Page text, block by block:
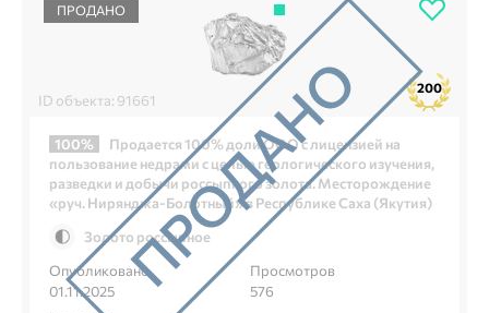
ПРОДАНО
ID объекта: 91661
200
100%
Продается 100% доли ООО с лицензией на
пользование недрами с целью геологического изучения,
разведки и добычи россыпного золота. Месторождение
«руч. Нирянджа‑Болотный» в Республике Саха (Якутия)
Золото россыпное
Опубликовано
01.11.2025
Просмотров
576